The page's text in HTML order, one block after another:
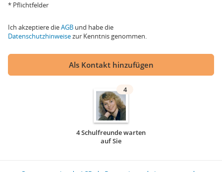
* Pflichtfelder
Ich akzeptiere dieAGB und habe die
Datenschutzhinweisezur Kenntnis genommen.
Als Kontakt hinzufügen
4
4 Schulfreunde warten
auf Sie